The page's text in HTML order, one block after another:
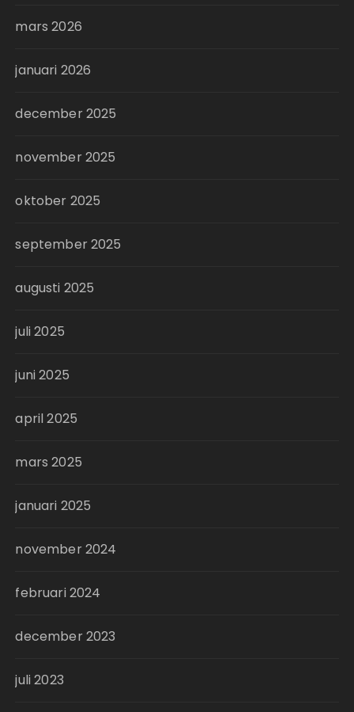
mars 2026
januari 2026
december 2025
november 2025
oktober 2025
september 2025
augusti 2025
juli 2025
juni 2025
april 2025
mars 2025
januari 2025
november 2024
februari 2024
december 2023
juli 2023